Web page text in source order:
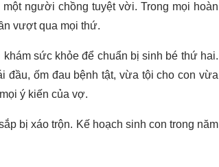
người chồng tuyệt vời. Trong mọi hoàn
vượt qua mọi thứ.
sức khỏe để chuẩn bị sinh bé thứ hai.
đầu, ốm đau bệnh tật, vừa tội cho con vừa
ý kiến của vợ.
bị xáo trộn. Kế hoạch sinh con trong năm